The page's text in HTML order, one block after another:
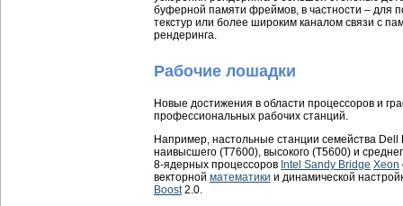
буферной памяти фреймов, в частности – для
текстур или более широким каналом связи с
рендеринга.
Рабочие лошадки
Новые достижения в области процессоров и
профессиональных рабочих станций.
Например, настольные станции семейства
наивысшего (T7600), высокого (T5600) и
8-ядерных процессоров Intel Sandy Bridge Xeon
векторной математики и динамической
Boost2.0.